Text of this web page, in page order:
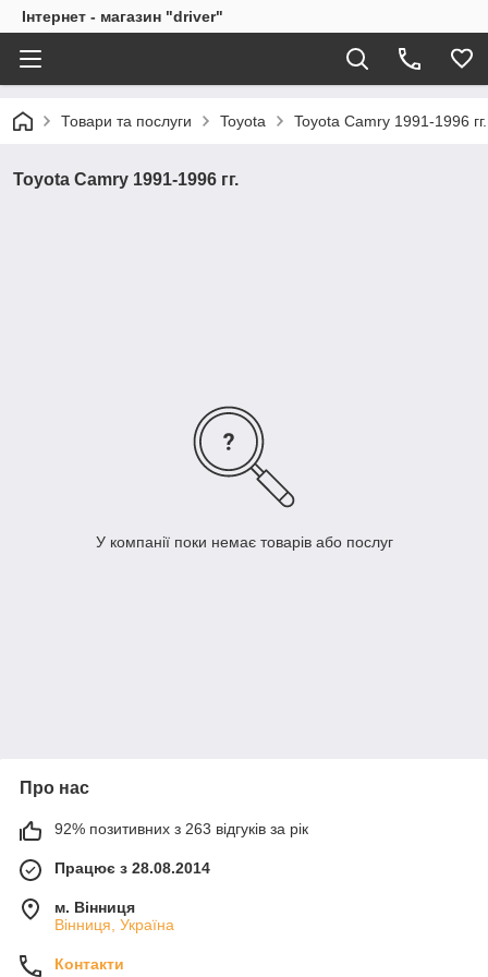
Інтернет - магазин "driver"
Товари та послуги Toyota Toyota Camry 1991-1996 гг.
Toyota Camry 1991-1996 гг.
У компанії поки немає товарів або послуг
Про нас
92% позитивних з 263 відгуків за рік
Працює з 28.08.2014
м. Вінниця
Вінниця, Україна
Контакти